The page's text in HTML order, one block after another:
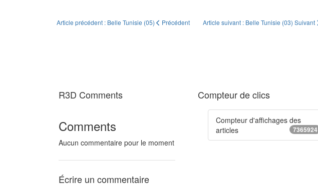
Article précédent : Belle Tunisie (05) Précédent Article suivant : Belle Tunisie (03) Suivant
R3D Comments
Comments
Aucun commentaire pour le moment
Écrire un commentaire
Compteur de clics
Compteur d'affichages des
articles
7365924